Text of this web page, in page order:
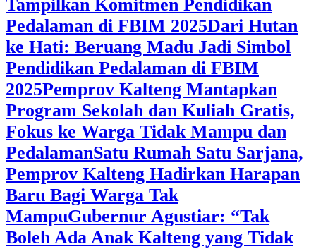
Tampilkan Komitmen Pendidikan
Pedalaman di FBIM 2025‎Dari Hutan
ke Hati: Beruang Madu Jadi Simbol
Pendidikan Pedalaman di FBIM
2025‎Pemprov Kalteng Mantapkan
Program Sekolah dan Kuliah Gratis,
Fokus ke Warga Tidak Mampu dan
Pedalaman‎Satu Rumah Satu Sarjana,
Pemprov Kalteng Hadirkan Harapan
Baru Bagi Warga Tak
Mampu‎Gubernur Agustiar: “Tak
Boleh Ada Anak Kalteng yang Tidak